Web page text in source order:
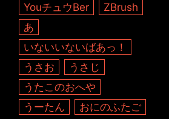
YouチュウBer
ZBrush
あ
いないいないばあっ！
うさお
うさじ
うたこのおへや
うーたん
おにのふたご